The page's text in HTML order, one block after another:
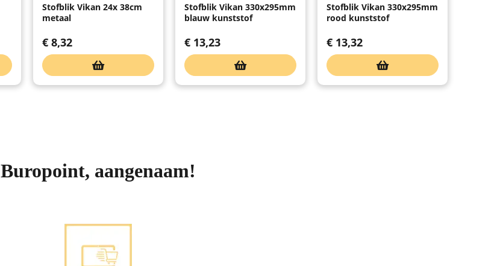
Stofblik Vikan 24x 38cm
metaal
€ 8,32
Stofblik Vikan 330x295mm
blauw kunststof
€ 13,23
Stofblik Vikan 330x295mm
rood kunststof
€ 13,32
Buropoint, aangenaam!